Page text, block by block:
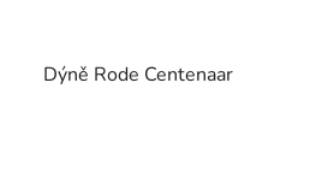
Dýně Rode Centenaar